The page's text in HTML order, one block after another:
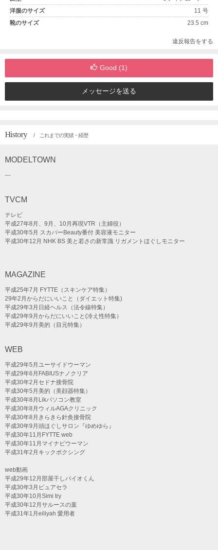
洋服のサイズ
11 号
靴のサイズ
23.5 cm
違反報告をする
Good (1)
メッセージを送る
History / これまでの実績・経歴
MODELTOWN
---
TVCM
テレビ
平成27年8月、9月、10月再現VTR（主婦役）
平成30年5月 スカパーBeauty番付 美容液モニター
平成30年12月 NHK BS 美と若さの新常識 リガメントほぐしモニター
MAGAZINE
平成25年7月 FYTTE（スキンケア特集）
29年2月からだにいいこと（ダイエット特集)
平成29年3月日経ヘルス（法令線特集）
平成29年9月からだにいいこと(冷え性特集）
平成29年9月美的（目元特集）
WEB
平成29年5月ユーサイドウーマン
平成29年6月FABIUSナノクリア
平成30年2月セドナ接骨院
平成30年5月美的（美顔器特集）
平成30年8月Likパソコン教室
平成30年8月ウィルAGAクリニック
平成30年8月きらきら針灸接骨院
平成30年9月頭ほぐしサロン『ゆめゆら』
平成30年11月FYTTE web
平成30年11月マイナビウーマン
平成31年2月キックボクシング
web動画
平成29年12月部屋干しバイオくん
平成30年3月ピュアセラ
平成30年10月Simi try
平成30年12月サルースの葉
平成31年1月eiliyah 愛用者